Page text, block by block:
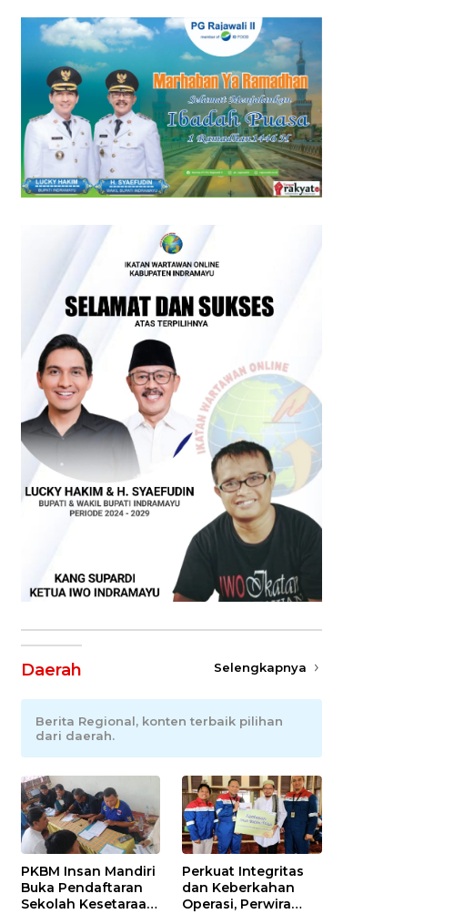
Daerah Selengkapnya
Berita Regional, konten terbaik pilihan
dari daerah.
PKBM Insan Mandiri
Buka Pendaftaran
Sekolah Kesetaraan
Perkuat Integritas
dan Keberkahan
Operasi, Perwira